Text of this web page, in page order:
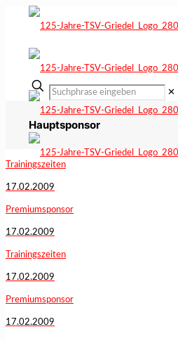
✕
Hauptsponsor
Trainingszeiten
17.02.2009
Premiumsponsor
17.02.2009
Trainingszeiten
17.02.2009
Premiumsponsor
17.02.2009